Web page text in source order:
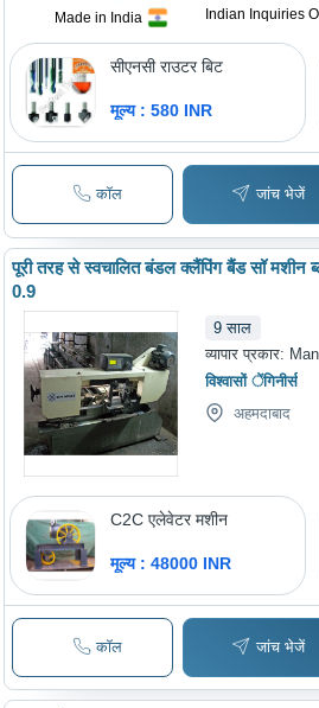
Made in India Indian Inquiries
सीएनसी राउटर बिट
मूल्य : 580 INR
कॉल जांच भेजें
पूरी तरह से स्वचालित बंडल क्लैंपिंग बैंड सॉ
0.9
9 साल
व्यापार प्रकार:
विश्वासों ेंगिनीर्स
अहमदाबाद
C2C एलेवेटर मशीन
मूल्य : 48000 INR
कॉल जांच भेजें